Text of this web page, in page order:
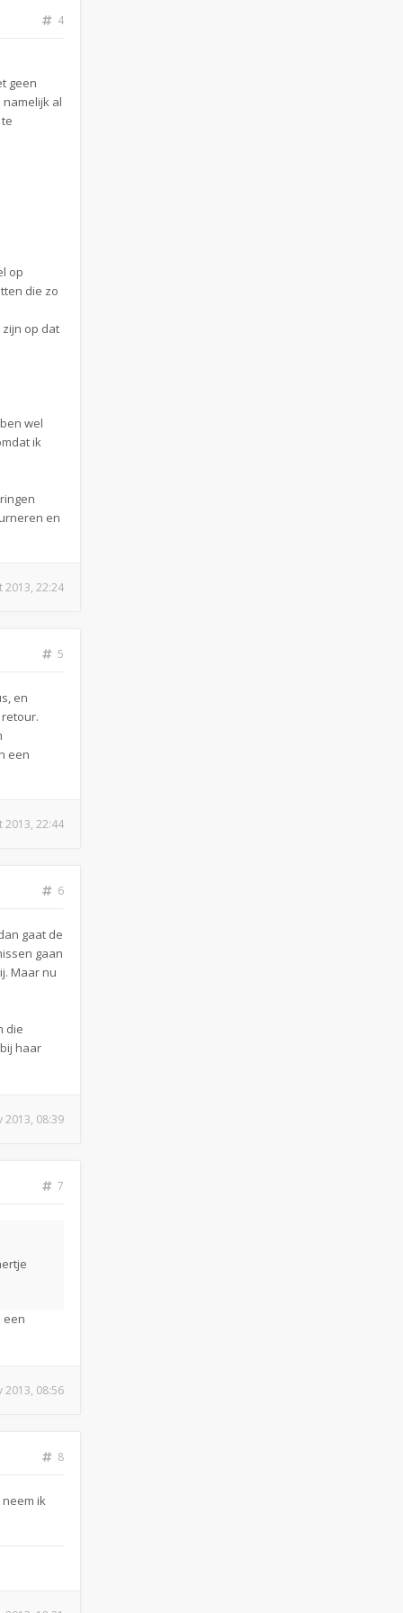
4
geen
al
op
die zo
op dat
wel
ik
en
2013, 22:24
5
en
een
2013, 22:44
6
gaat de
gaan
Maar nu
die
haar
2013, 08:39
7
een
2013, 08:56
8
ik